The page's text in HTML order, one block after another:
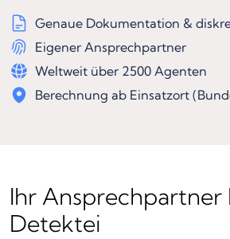
Genaue Dokumentation &
Eigener Ansprechpartner
Weltweit über 2500 Agenten
Berechnung ab Einsatzort
Ihr Ansprechpartner
Detektei